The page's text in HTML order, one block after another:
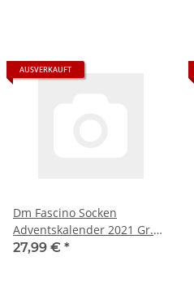
AUSVERKAUFT
Dm Fascino Socken
Adventskalender 2021 Gr.
35-38
27,99 € *